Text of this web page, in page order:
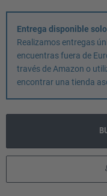
Entrega disponible
Realizamos entregas
encuentras fuera de
través de Amazon o
encontrar una tienda